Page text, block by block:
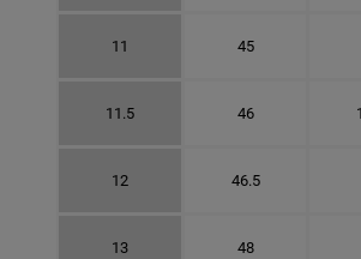
11 45
11.5 46
12 46.5
13 48